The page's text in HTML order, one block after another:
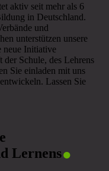
aktiv seit mehr als 6
in Deutschland.
und
unterstützen unsere
neue Initiative
Schule, des Lehrens
Sie einladen mit uns
Lassen Sie
Lernens.